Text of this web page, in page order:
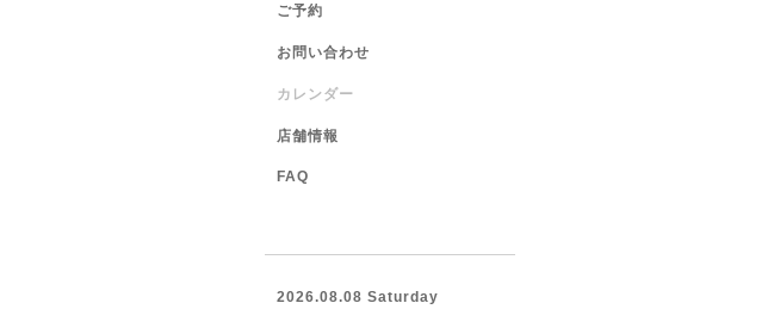
ご予約
お問い合わせ
カレンダー
店舗情報
FAQ
2026.08.08 Saturday